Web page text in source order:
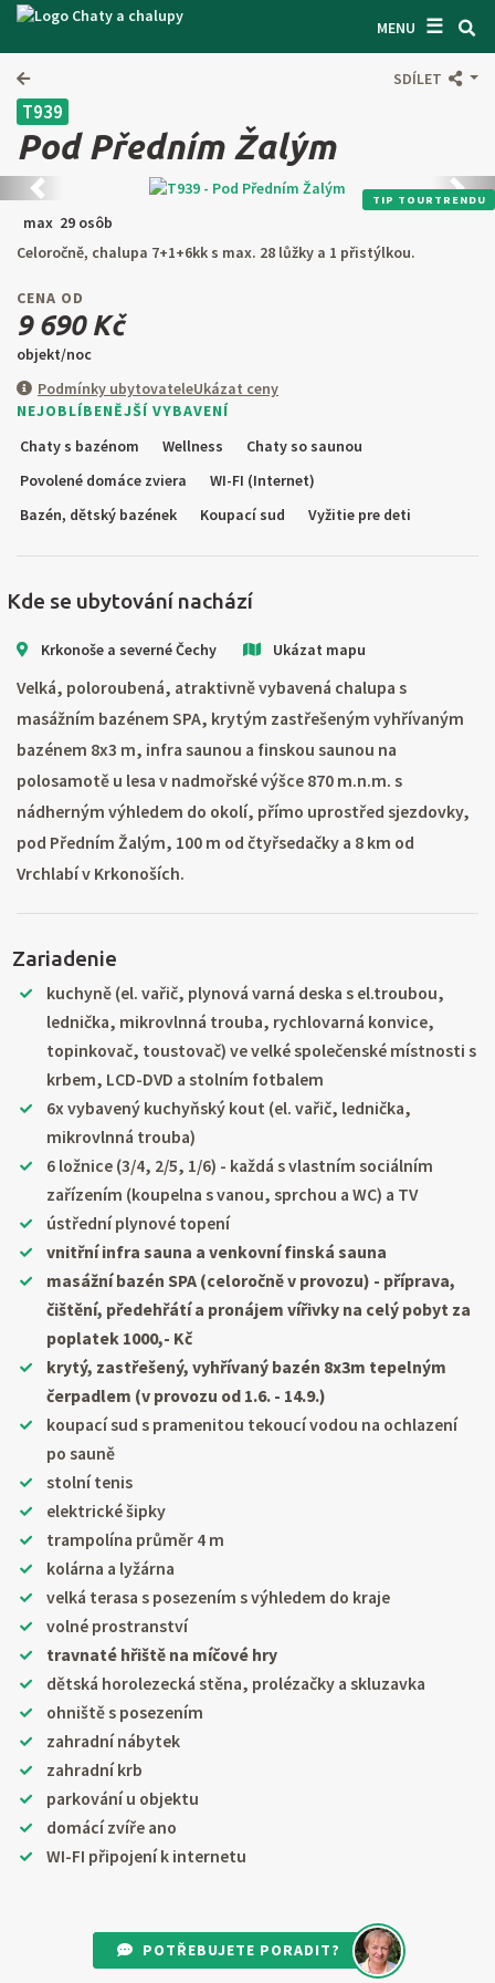
MENU ☰
VYHĽADÁVAČ CHÁT
INFORMÁCIE O POBYTE
KONTAKTY
VSTUP PRO MAJITELE
HĽADAŤ NA WEBE
CZ SK EN
DE
PL
SDÍLET
T939
Pod Předním Žalým
Predchádzajúca TIP TOURTRENDU
max 29 osôb
Celoročně, chalupa 7+1+6kk s max. 28 lůžky a 1 přistýlkou.
CENA OD
9 690 Kč
objekt/noc
Podmínky ubytovateleUkázat ceny
NEJOBLÍBENĚJŠÍ VYBAVENÍ
Chaty s bazénom
Wellness
Chaty so saunou
Povolené domáce zviera
WI-FI (Internet)
Bazén, dětský bazének
Koupací sud Vyžitie pre deti
Kde se ubytování nachází
Krkonoše a severné Čechy Ukázat mapu
Velká, poloroubená, atraktivně vybavená chalupa s
masážním bazénem SPA, krytým zastřešeným vyhřívaným
bazénem 8x3 m, infra saunou a finskou saunou na
polosamotě u lesa v nadmořské výšce 870 m.n.m. s
nádherným výhledem do okolí, přímo uprostřed sjezdovky,
pod Předním Žalým, 100 m od čtyřsedačky a 8 km od
Vrchlabí v Krkonoších.
Zariadenie
kuchyně (el. vařič, plynová varná deska s el.troubou,
lednička, mikrovlnná trouba, rychlovarná konvice,
topinkovač, toustovač) ve velké společenské místnosti s
krbem, LCD-DVD a stolním fotbalem
6x vybavený kuchyňský kout (el. vařič, lednička,
mikrovlnná trouba)
6 ložnice (3/4, 2/5, 1/6) - každá s vlastním sociálním
zařízením (koupelna s vanou, sprchou a WC) a TV
ústřední plynové topení
vnitřní infra sauna a venkovní finská sauna
masážní bazén SPA (celoročně v provozu) - příprava,
čištění, předehřátí a pronájem vířivky na celý pobyt za
poplatek 1000,- Kč
krytý, zastřešený, vyhřívaný bazén 8x3m tepelným
čerpadlem (v provozu od 1.6. - 14.9.)
koupací sud s pramenitou tekoucí vodou na ochlazení
po sauně
stolní tenis
elektrické šipky
trampolína průměr 4 m
kolárna a lyžárna
velká terasa s posezením s výhledem do kraje
volné prostranství
travnaté hřiště na míčové hry
dětská horolezecká stěna, prolézačky a skluzavka
ohniště s posezením
zahradní nábytek
zahradní krb
parkování u objektu
domácí zvíře ano
WI-FI připojení k internetu
POTŘEBUJETE PORADIT?